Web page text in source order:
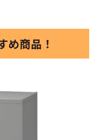
め商品！